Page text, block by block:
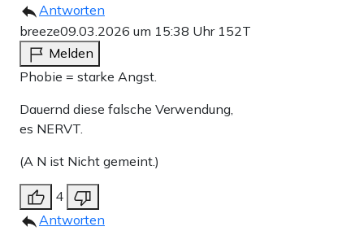
Antworten
breeze09.03.2026 um 15:38 Uhr 152T
Melden
Phobie = starke Angst.
Dauernd diese falsche Verwendung,
es NERVT.
(A N ist Nicht gemeint.)
4
Antworten